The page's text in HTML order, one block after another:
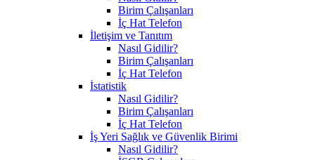
Birim Çalışanları
İç Hat Telefon
İletişim ve Tanıtım
Nasıl Gidilir?
Birim Çalışanları
İç Hat Telefon
İstatistik
Nasıl Gidilir?
Birim Çalışanları
İç Hat Telefon
İş Yeri Sağlık ve Güvenlik Birimi
Nasıl Gidilir?